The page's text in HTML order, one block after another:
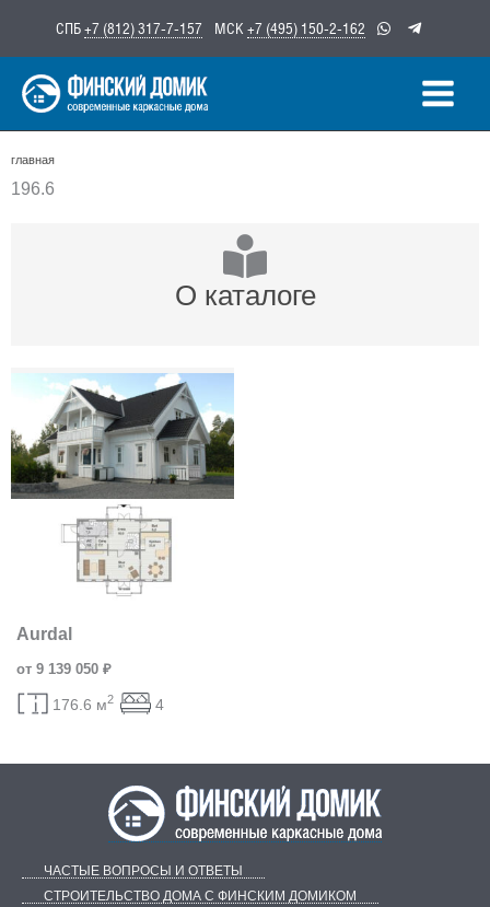
содержимому
СПБ+7 (812) 317-7-157 МСК +7 (495) 150-2-162
главная
196.6
О каталоге
Aurdal
от 9 139 050 ₽
176.6 м2 4
ЧАСТЫЕ ВОПРОСЫ И ОТВЕТЫ
СТРОИТЕЛЬСТВО ДОМА С ФИНСКИМ ДОМИКОМ